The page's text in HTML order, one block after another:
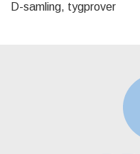
D-samling, tygprover